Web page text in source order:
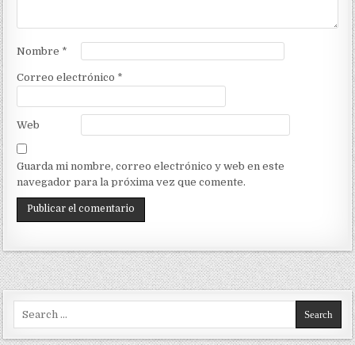
Nombre *
Correo electrónico *
Web
Guarda mi nombre, correo electrónico y web en este
navegador para la próxima vez que comente.
Search for: